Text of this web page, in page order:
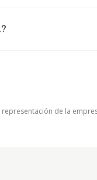
de la